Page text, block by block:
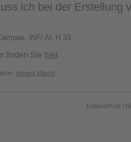
ich bei der Erstellung
INF/ AI, H 33
finden Sie hier.
Verena Marchl
Datenschutz /